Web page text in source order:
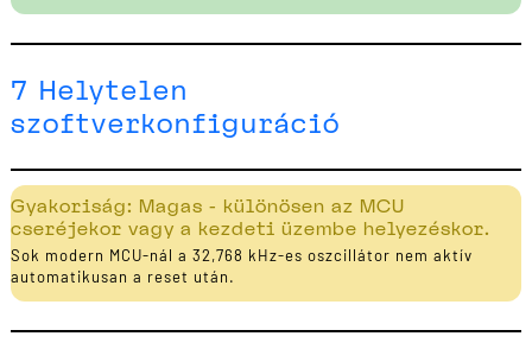
7 Helytelen
szoftverkonfiguráció
Gyakoriság: Magas - különösen az MCU
cseréjekor vagy a kezdeti üzembe helyezéskor.
Sok modern MCU-nál a 32,768 kHz-es oszcillátor nem aktív
automatikusan a reset után.